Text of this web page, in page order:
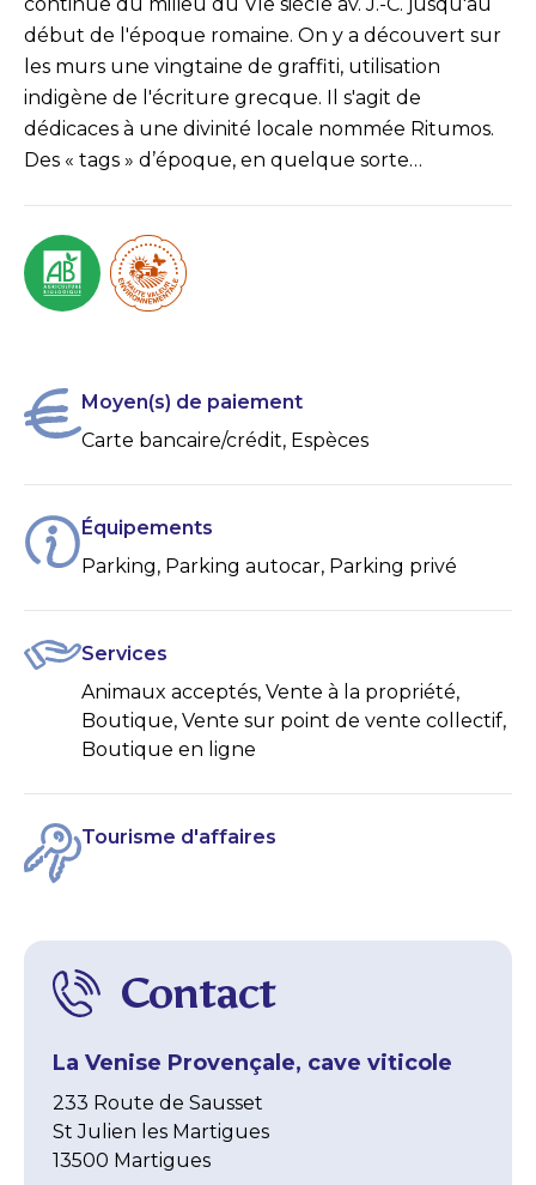
début de l'époque romaine. On y a découvert sur
les murs une vingtaine de graffiti, utilisation
indigène de l'écriture grecque. Il s'agit de
dédicaces à une divinité locale nommée Ritumos.
Des « tags » d’époque, en quelque sorte…
Moyen(s) de paiement
Carte bancaire/crédit, Espèces
Équipements
Parking, Parking autocar, Parking privé
Services
Animaux acceptés, Vente à la propriété,
Boutique, Vente sur point de vente collectif,
Boutique en ligne
Tourisme d'affaires
Contact
La Venise Provençale, cave viticole
233 Route de Sausset
St Julien les Martigues
13500 Martigues